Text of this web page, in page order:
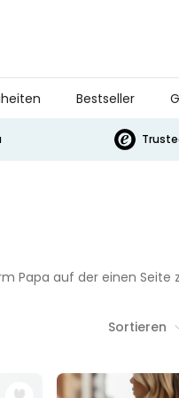
Bestseller
Papa auf der einen Seite
Kategorien 2025 –
Sortieren